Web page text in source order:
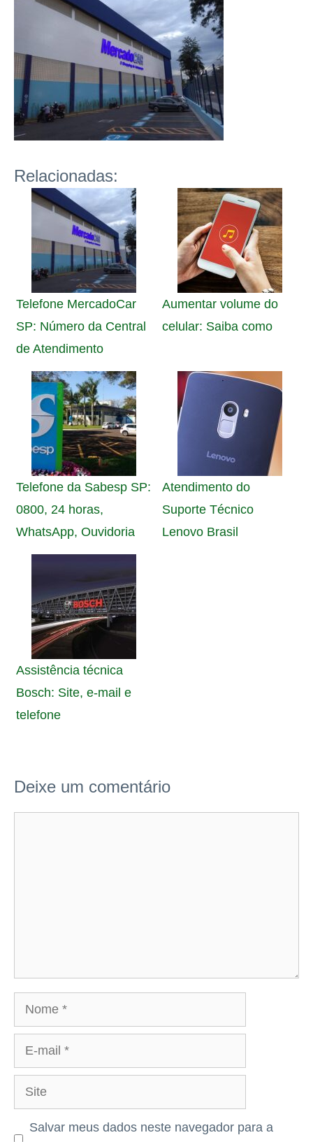
Relacionadas:
Telefone MercadoCar
SP: Número da Central
de Atendimento
Aumentar volume do
celular: Saiba como
Telefone da Sabesp SP:
0800, 24 horas,
WhatsApp, Ouvidoria
Atendimento do
Suporte Técnico
Lenovo Brasil
Assistência técnica
Bosch: Site, e-mail e
telefone
Deixe um comentário
Nome
mail
Site
Salvar meus dados neste navegador para a